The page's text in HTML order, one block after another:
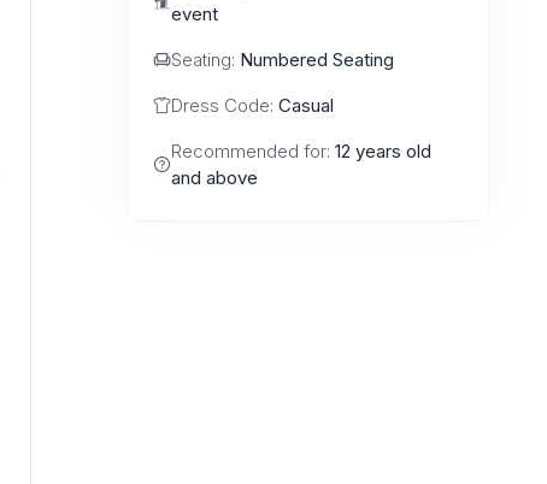
event
Seating: Numbered Seating
Dress Code: Casual
Recommended for: 12 years old
and above